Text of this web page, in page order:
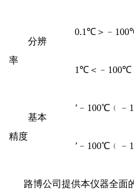
分辨
率
0.1℃＞
1℃＜
基本
精度
路博公司提供本仪器全面